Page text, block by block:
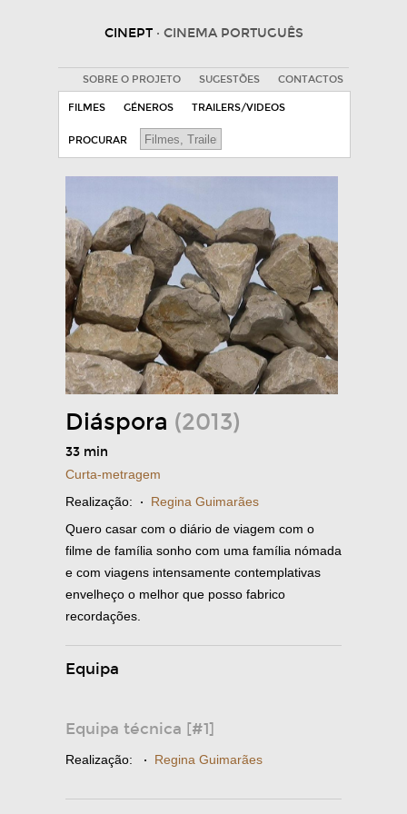
CINEPT · CINEMA PORTUGUÊS
SOBRE O PROJETO SUGESTÕES CONTACTOS
FILMES GÉNEROS TRAILERS/VIDEOS
PROCURAR
Diáspora (2013)
33 min
Curta-metragem
Realização: · Regina Guimarães
Quero casar com o diário de viagem com o
filme de família sonho com uma família nómada
e com viagens intensamente contemplativas
envelheço o melhor que posso fabrico
recordações.
Equipa
Equipa técnica [#1]
Realização: · Regina Guimarães